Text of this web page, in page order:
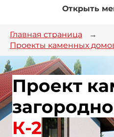
Открыть
Главная страница
→
Проекты каменных
Проект
К-2